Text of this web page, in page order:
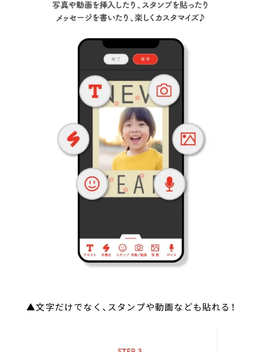
▲文字だけでなく、スタンプや動画なども貼れる！